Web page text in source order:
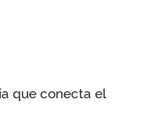
que conecta el